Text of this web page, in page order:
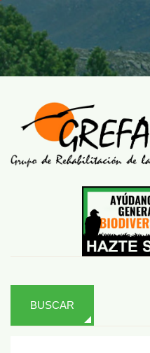
BUSCAR